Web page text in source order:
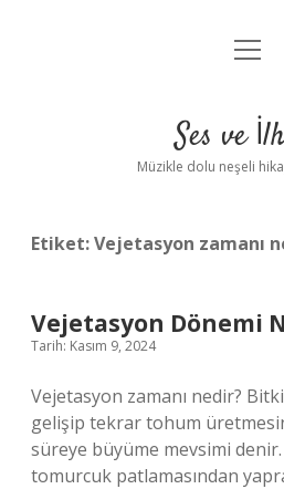
Anasayfa
Yasal
Ses ve
Müzikle dolu neşeli
Etiket:Vejetasyon zamanı
Vejetasyon Dönemi
Tarih: Kasım 9, 2024
Vejetasyon zamanı nedir?
gelişip tekrar tohum
süreye büyüme mevsimi denir.
tomurcuk patlamasından